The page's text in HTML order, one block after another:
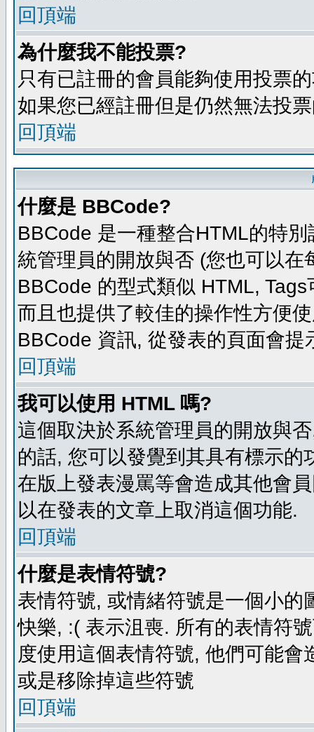
回頂端
為什麼我不能投票?
只有已註冊的會員能夠使用投票
如果您已經註冊但是仍然無法投
回頂端
什麼是 BBCode?
BBCode 是一種整合HTML的特
統管理員的開放與否 (您也可以
BBCode 的型式類似 HTML,
而且也提供了較佳的操作性方便
BBCode 資訊, 從發表的頁面會提
回頂端
我可以使用 HTML 嗎?
這個取決於系統管理員的開放與
的話, 您可以發覺到其具有標示
在版上發表漫罵等會造成其他會
以在發表的文章上取消這個功能.
回頂端
什麼是表情符號?
表情符號, 或情緒符號是一個小
快樂, :( 表示沮喪. 所有的表情符
度使用這個表情符號, 他們可能
或是移除掉這些符號
回頂端